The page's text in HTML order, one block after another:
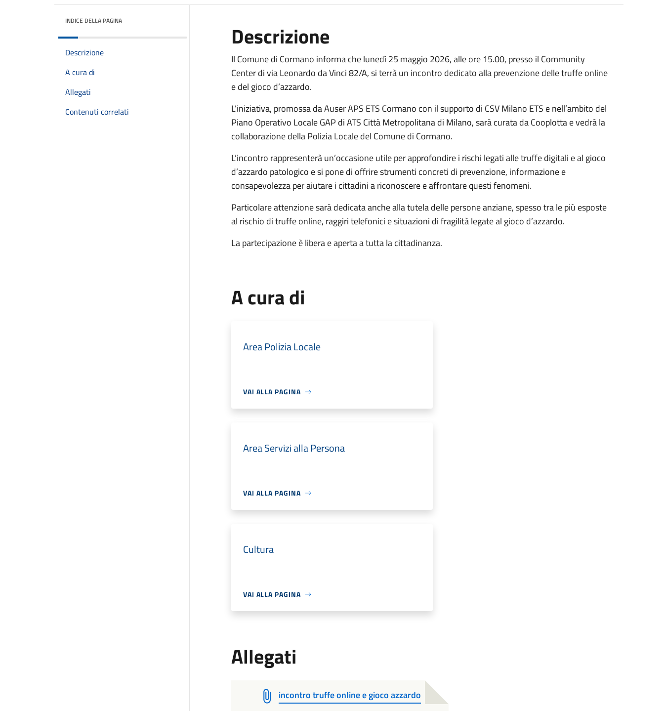
INDICE DELLA PAGINA
Descrizione
A cura di
Allegati
Contenuti correlati
Descrizione
Il Comune di Cormano informa che lunedì 25 maggio 2026, alle ore 15.00, presso il Community
Center di via Leonardo da Vinci 82/A, si terrà un incontro dedicato alla prevenzione delle truffe online
e del gioco d’azzardo.
L’iniziativa, promossa da Auser APS ETS Cormano con il supporto di CSV Milano ETS e nell’ambito del
Piano Operativo Locale GAP di ATS Città Metropolitana di Milano, sarà curata da Cooplotta e vedrà la
collaborazione della Polizia Locale del Comune di Cormano.
L’incontro rappresenterà un’occasione utile per approfondire i rischi legati alle truffe digitali e al gioco
d’azzardo patologico e si pone di offrire strumenti concreti di prevenzione, informazione e
consapevolezza per aiutare i cittadini a riconoscere e affrontare questi fenomeni.
Particolare attenzione sarà dedicata anche alla tutela delle persone anziane, spesso tra le più esposte
al rischio di truffe online, raggiri telefonici e situazioni di fragilità legate al gioco d’azzardo.
La partecipazione è libera e aperta a tutta la cittadinanza.
A cura di
Area Polizia Locale
VAI ALLA PAGINA
Area Servizi alla Persona
VAI ALLA PAGINA
Cultura
VAI ALLA PAGINA
Allegati
incontro truffe online e gioco azzardo